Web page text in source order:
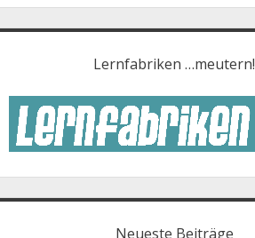
Lernfabriken …meutern!
Neueste Beiträge